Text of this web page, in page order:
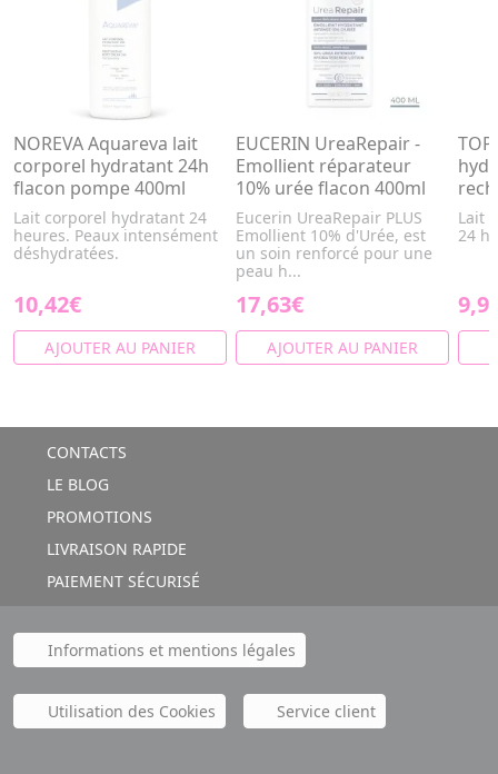
NOREVA Aquareva lait
corporel hydratant 24h
flacon pompe 400ml
Lait corporel hydratant 24
heures. Peaux intensément
déshydratées.
10,42€
AJOUTER AU PANIER
EUCERIN UreaRepair -
Emollient réparateur
10% urée flacon 400ml
Eucerin UreaRepair PLUS
Emollient 10% d'Urée, est
un soin renforcé pour une
peau h...
17,63€
AJOUTER AU PANIER
Lait
24
CONTACTS
LE BLOG
PROMOTIONS
LIVRAISON RAPIDE
PAIEMENT SÉCURISÉ
Informations et mentions légales
Utilisation des Cookies Service client